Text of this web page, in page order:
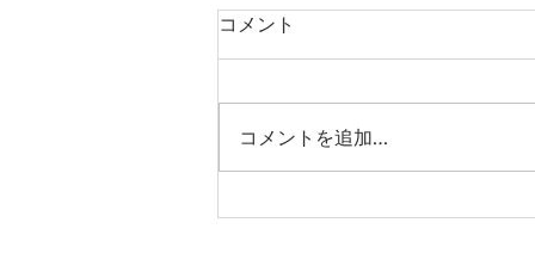
コメント
コメントを追加…